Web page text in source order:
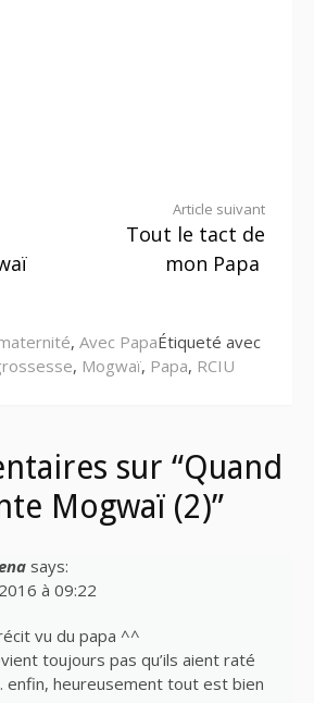
Article suivant
Tout le tact de
mon Papa
, Avec PapaÉtiqueté avec
, Mogwaï, Papa, RCIU
sur “Quand
Mogwaï (2)”
says:
à 09:22
vu du papa ^^
toujours pas qu’ils aient raté
enfin, heureusement tout est bien